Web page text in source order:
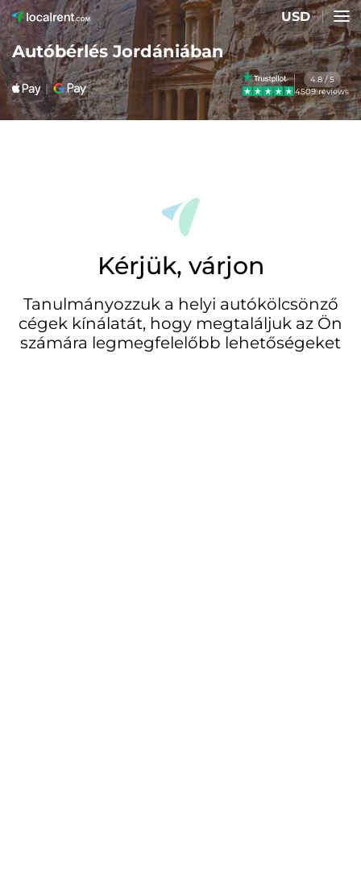
USD
Autóbérlés Jordániában
4.8 / 5
4509 reviews
Kérjük, várjon
Tanulmányozzuk a helyi autókölcsönző
cégek kínálatát, hogy megtaláljuk az Ön
számára legmegfelelőbb lehetőségeket